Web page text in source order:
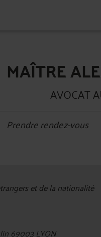
MAÎTRE
AVOCAT
Prendre rendez-vous
et de la nationalité
69003 LYON